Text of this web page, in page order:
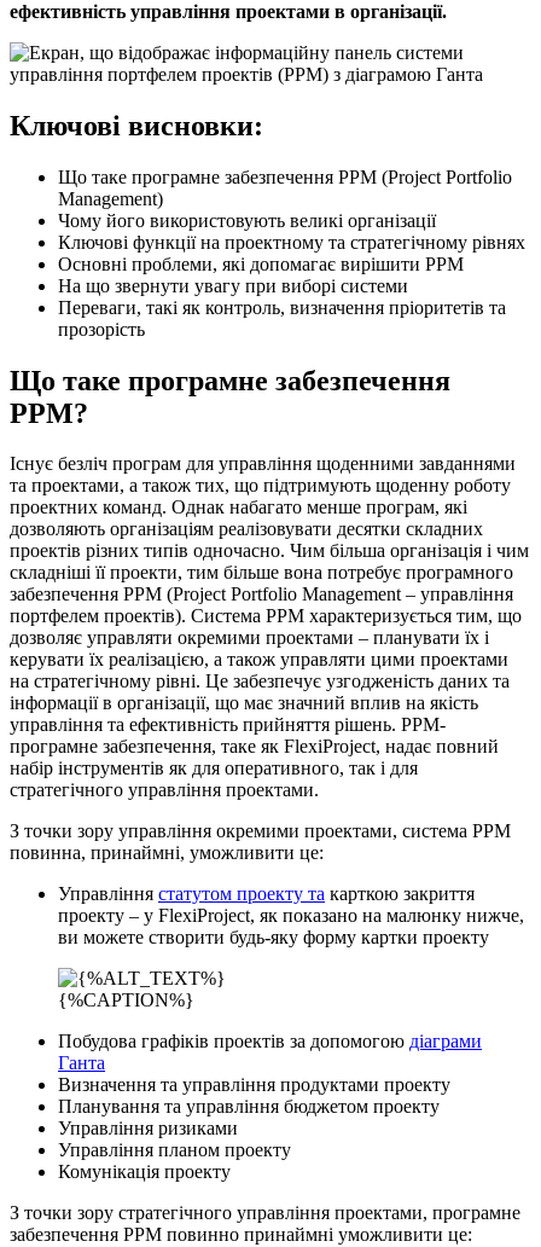
ефективність управління проектами в організації.
Ключові висновки:
Що таке програмне забезпечення PPM (Project Portfolio
Management)
Чому його використовують великі організації
Ключові функції на проектному та стратегічному рівнях
Основні проблеми, які допомагає вирішити PPM
На що звернути увагу при виборі системи
Переваги, такі як контроль, визначення пріоритетів та
прозорість
Що таке програмне забезпечення
PPM?
Існує безліч програм для управління щоденними завданнями
та проектами, а також тих, що підтримують щоденну роботу
проектних команд. Однак набагато менше програм, які
дозволяють організаціям реалізовувати десятки складних
проектів різних типів одночасно. Чим більша організація і чим
складніші її проекти, тим більше вона потребує програмного
забезпечення PPM (Project Portfolio Management – управління
портфелем проектів). Система PPM характеризується тим, що
дозволяє управляти окремими проектами – планувати їх і
керувати їх реалізацією, а також управляти цими проектами
на стратегічному рівні. Це забезпечує узгодженість даних та
інформації в організації, що має значний вплив на якість
управління та ефективність прийняття рішень. PPM-
програмне забезпечення, таке як FlexiProject, надає повний
набір інструментів як для оперативного, так і для
стратегічного управління проектами.
З точки зору управління окремими проектами, система PPM
повинна, принаймні, уможливити це:
Управління статутом проекту та карткою закриття
проекту – у FlexiProject, як показано на малюнку нижче,
ви можете створити будь-яку форму картки проекту
{%CAPTION%}
Побудова графіків проектів за допомогою діаграми
Ганта
Визначення та управління продуктами проекту
Планування та управління бюджетом проекту
Управління ризиками
Управління планом проекту
Комунікація проекту
З точки зору стратегічного управління проектами, програмне
забезпечення PPM повинно принаймні уможливити це: